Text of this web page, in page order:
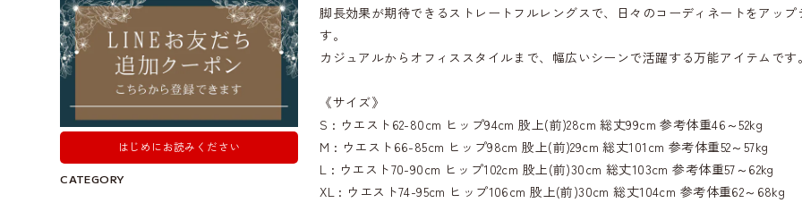
はじめにお読みください
CATEGORY
脚長効果が期待できるストレートフルレングスで、日々のコーディネートをアップ
す。
カジュアルからオフィススタイルまで、幅広いシーンで活躍する万能アイテムです。
《サイズ》
S : ウエスト62-80cm ヒップ94cm 股上(前)28cm 総丈99cm 参考体重46～52kg
M : ウエスト66-85cm ヒップ98cm 股上(前)29cm 総丈101cm 参考体重52～57kg
L : ウエスト70-90cm ヒップ102cm 股上(前)30cm 総丈103cm 参考体重57～62kg
XL : ウエスト74-95cm ヒップ106cm 股上(前)30cm 総丈104cm 参考体重62～68kg